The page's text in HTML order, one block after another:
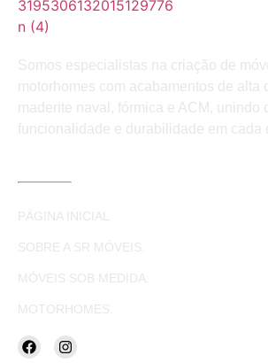
Somos especialistas na criação de
motorhomes com acabamentos de alta
maderite naval, fórmica e ACM, unindo
funcionalidade e durabilidade em cada
PÁGINA INICIAL
SOBRE A SR MÓVEIS.
MÓVEIS SOB MEDIDA.
MOTORHOMES.